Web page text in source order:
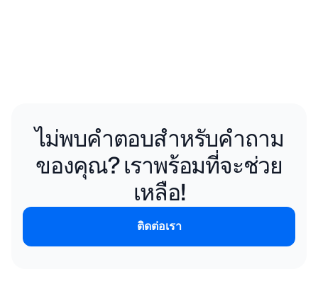
ไม่พบคำตอบสำหรับคำถาม
ของคุณ? เราพร้อมที่จะช่วย
เหลือ!
ติดต่อเรา